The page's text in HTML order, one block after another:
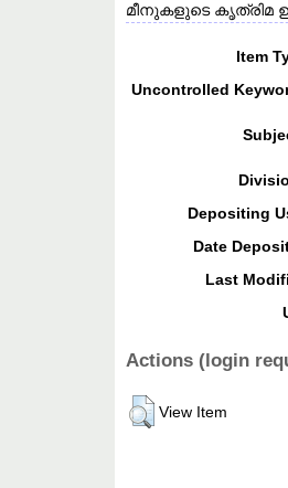
മീനുകളുടെ കൃത്രിമ
Item
Uncontrolled
Depositing
Date
Last
Actions (login
View Item